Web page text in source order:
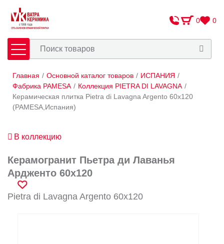
0 0
Плитка Сантехника
Оплата и доставка
Контакты
Главная / Основной каталог товаров / ИСПАНИЯ /
Фабрика PAMESA / Коллекция PIETRA DI LAVAGNA /
Керамическая плитка Pietra di Lavagna Argento 60x120
(PAMESA,Испания)
В коллекцию
Керамогранит Пьетра ди Лаванья
Ардженто 60x120
Pietra di Lavagna Argento 60x120